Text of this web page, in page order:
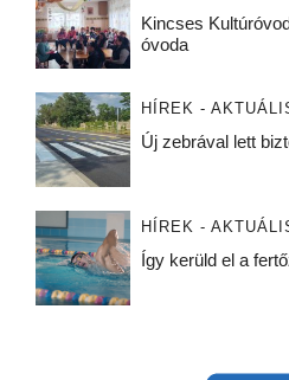
Kincses
óvoda
HÍREK -
Új zebrával lett
HÍREK -
Így kerüld el a